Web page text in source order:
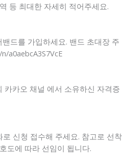
등 최대한 자세히 적어주세요.
드를 가입하세요. 밴드 초대장 주
a0aebcA3S7VcE
카카오 채널 에서 소유하신 자격증
신청 접수해 주세요. 참고로 선착
도에 따라 선임이 됩니다.